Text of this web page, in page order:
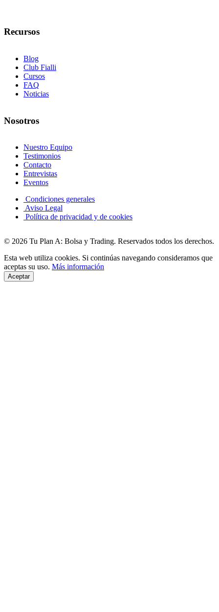
Recursos
Blog
Club Fialli
Cursos
FAQ
Noticias
Nosotros
Nuestro Equipo
Testimonios
Contacto
Entrevistas
Eventos
Condiciones generales
Aviso Legal
Política de privacidad y de cookies
© 2026 Tu Plan A: Bolsa y Trading. Reservados todos los derechos.
Esta web utiliza cookies. Si continúas navegando consideramos que
aceptas su uso. Más información
Aceptar